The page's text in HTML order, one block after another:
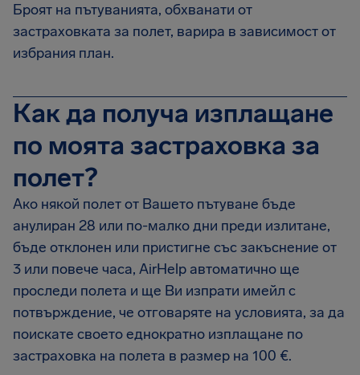
Броят на пътуванията, обхванати от
застраховката за полет, варира в зависимост от
избрания план.
Как да получа изплащане
по моята застраховка за
полет?
Ако някой полет от Вашето пътуване бъде
анулиран 28 или по-малко дни преди излитане,
бъде отклонен или пристигне със закъснение от
3 или повече часа, AirHelp автоматично ще
проследи полета и ще Ви изпрати имейл с
потвърждение, че отговаряте на условията, за да
поискате своето еднократно изплащане по
застраховка на полета в размер на 100 €.